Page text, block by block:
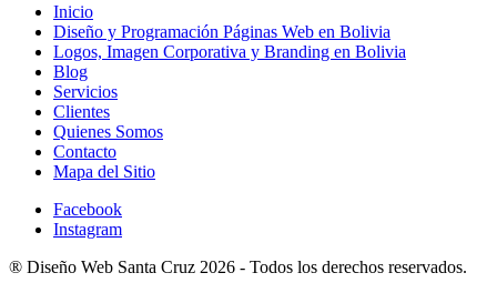
Inicio
Diseño y Programación Páginas Web en Bolivia
Logos, Imagen Corporativa y Branding en Bolivia
Blog
Servicios
Clientes
Quienes Somos
Contacto
Mapa del Sitio
Facebook
Instagram
® Diseño Web Santa Cruz 2026 - Todos los derechos reservados.